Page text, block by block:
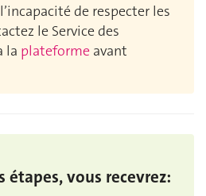
de respecter les
le Service des
la plateforme avant
étapes, vous recevrez: